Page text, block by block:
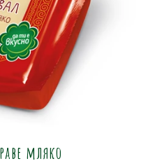
мляко